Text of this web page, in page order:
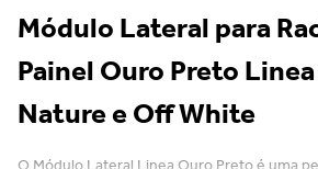
Módulo Lateral para
Painel Ouro Preto
Nature e Off White